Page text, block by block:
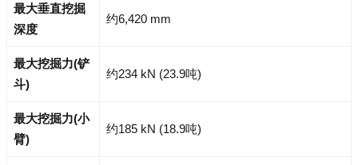
最大垂直挖掘
深度
约6,420 mm
最大挖掘力(铲
斗)
约234 kN (23.9吨)
最大挖掘力(小
臂)
约185 kN (18.9吨)